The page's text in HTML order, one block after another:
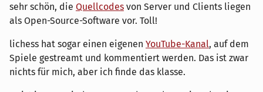
sehr schön, die Quellcodes von Server und Clients liegen
als Open-Source-Software vor. Toll!
lichess hat sogar einen eigenen YouTube-Kanal, auf dem
Spiele gestreamt und kommentiert werden. Das ist zwar
nichts für mich, aber ich finde das klasse.